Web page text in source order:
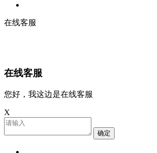
在线客服
在线客服
您好，我这边是在线客服
X
确定